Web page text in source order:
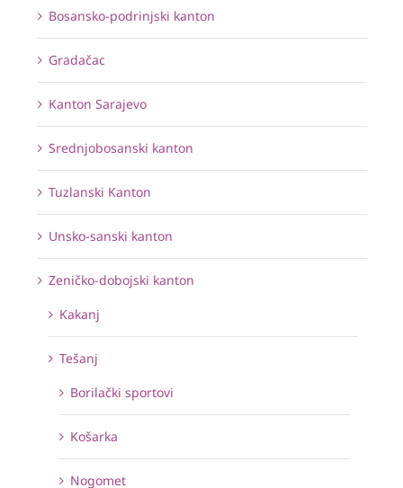
Bosansko-podrinjski kanton
Gradačac
Kanton Sarajevo
Srednjobosanski kanton
Tuzlanski Kanton
Unsko-sanski kanton
Zeničko-dobojski kanton
Kakanj
Tešanj
Borilački sportovi
Košarka
Nogomet